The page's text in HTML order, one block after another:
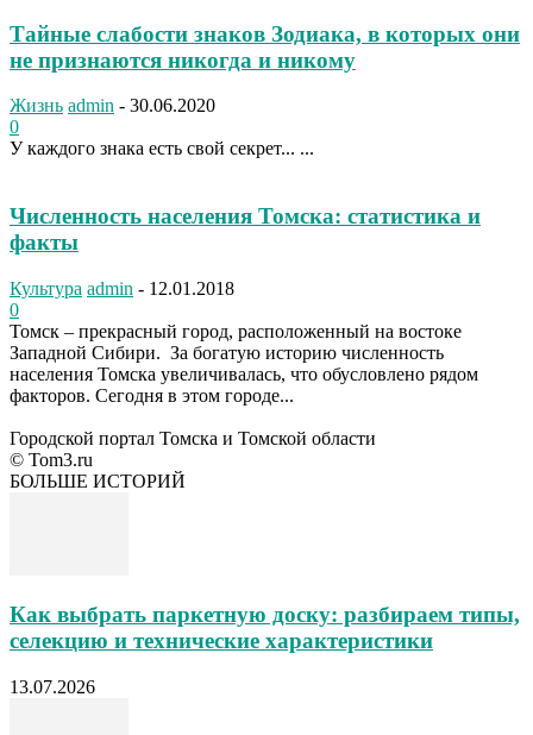
Тайные слабости знаков Зодиака, в которых они
не признаются никогда и никому
Жизнь admin - 30.06.2020
0
У каждого знака есть свой секрет... ...
Численность населения Томска: статистика и
факты
Культура admin - 12.01.2018
0
Томск – прекрасный город, расположенный на востоке
Западной Сибири. За богатую историю численность
населения Томска увеличивалась, что обусловлено рядом
факторов. Сегодня в этом городе...
Городской портал Томска и Томской области
© Tom3.ru
БОЛЬШЕ ИСТОРИЙ
Как выбрать паркетную доску: разбираем типы,
селекцию и технические характеристики
13.07.2026